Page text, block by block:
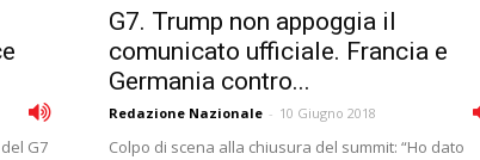
G7
G7. Trump non appoggia il
comunicato ufficiale. Francia e
Germania contro...
Redazione Nazionale - 10 Giugno 2018
Colpo di scena alla chiusura del summit: “Ho dato